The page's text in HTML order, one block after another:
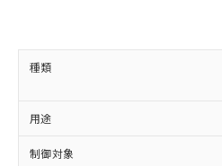
種類
用途
制御対象